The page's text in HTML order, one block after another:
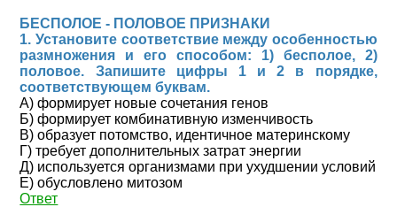
БЕСПОЛОЕ - ПОЛОВОЕ ПРИЗНАКИ
1. Установите соответствие между особенностью
размножения и его способом: 1) бесполое, 2)
половое. Запишите цифры 1 и 2 в порядке,
соответствующем буквам.
А) формирует новые сочетания генов
Б) формирует комбинативную изменчивость
В) образует потомство, идентичное материнскому
Г) требует дополнительных затрат энергии
Д) используется организмами при ухудшении условий
Е) обусловлено митозом
Ответ